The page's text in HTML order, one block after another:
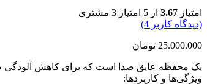
امتیاز 3.67 از 5 امتیاز 3 مشتری
(دیدگاه کاربر 4
)
25.000.000 تومان
یک محفظه عایق صدا است که برای کاهش آلودگی
ویژگی‌ها و کاربردها: